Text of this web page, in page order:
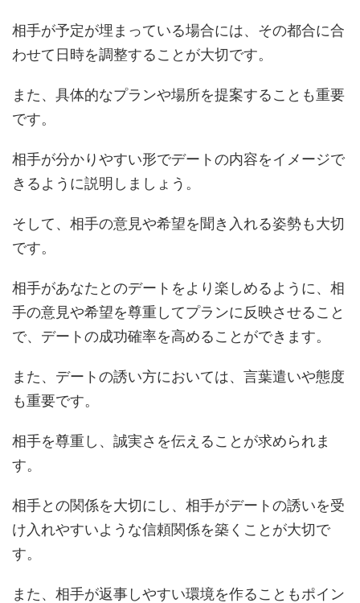
相手が予定が埋まっている場合には、その都合に合
わせて日時を調整することが大切です。
また、具体的なプランや場所を提案することも重要
です。
相手が分かりやすい形でデートの内容をイメージで
きるように説明しましょう。
そして、相手の意見や希望を聞き入れる姿勢も大切
です。
相手があなたとのデートをより楽しめるように、相
手の意見や希望を尊重してプランに反映させること
で、デートの成功確率を高めることができます。
また、デートの誘い方においては、言葉遣いや態度
も重要です。
相手を尊重し、誠実さを伝えることが求められま
す。
相手との関係を大切にし、相手がデートの誘いを受
け入れやすいような信頼関係を築くことが大切で
す。
また、相手が返事しやすい環境を作ることもポイン